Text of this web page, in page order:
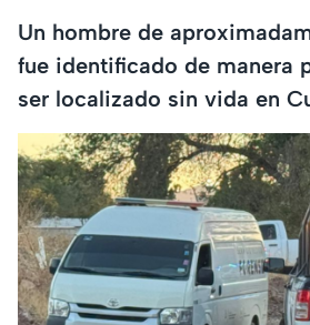
Un hombre de
fue identificado de manera
ser localizado sin vida en